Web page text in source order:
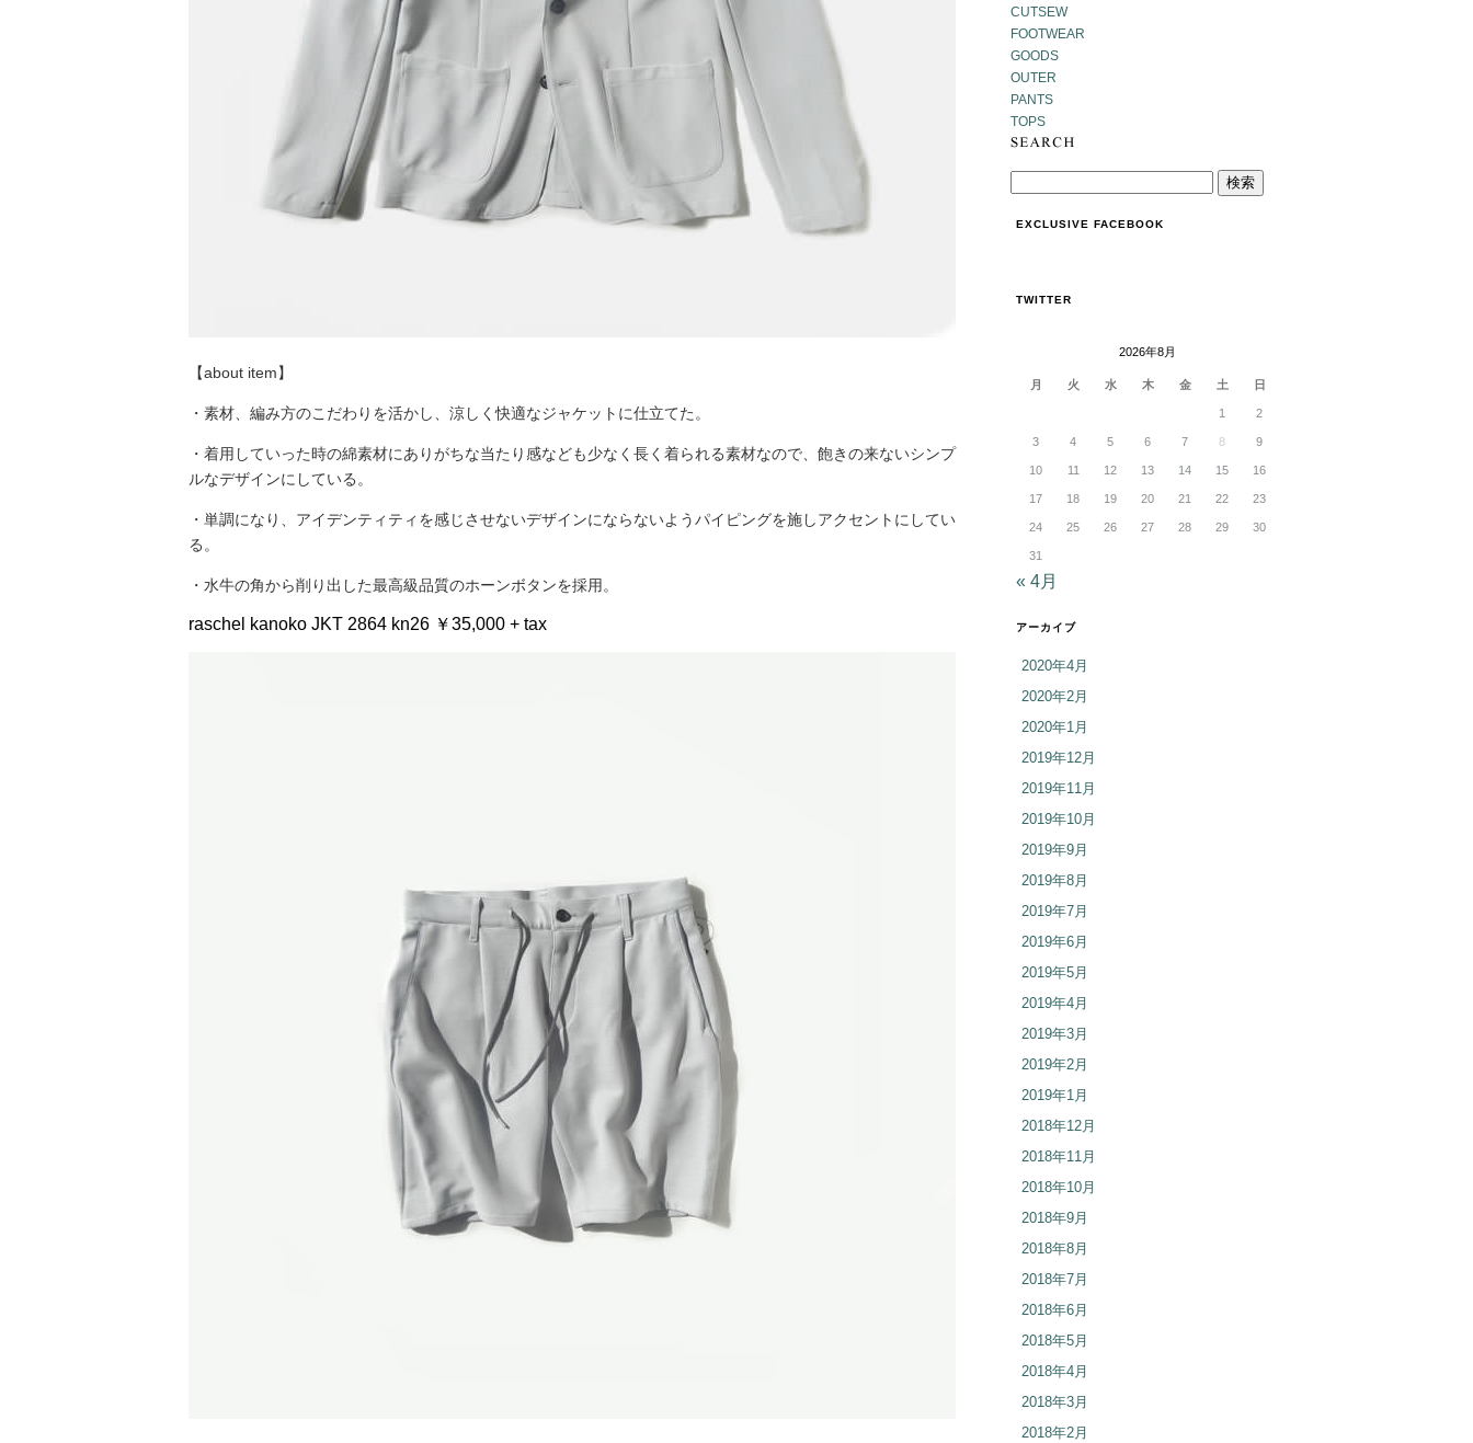
【about item】
・素材、編み方のこだわりを活かし、涼しく快適なジャケットに仕立てた。
・着用していった時の綿素材にありがちな当たり感なども少なく長く着られる素材なので、飽きの来ないシンプ
ルなデザインにしている。
・単調になり、アイデンティティを感じさせないデザインにならないようパイピングを施しアクセントにしてい
る。
・水牛の角から削り出した最高級品質のホーンボタンを採用。
raschel kanoko JKT 2864 kn26 ￥35,000 + tax
CUTSEW
FOOTWEAR
GOODS
OUTER
PANTS
TOPS
EXCLUSIVE FACEBOOK
TWITTER
2026年8月
月 火 水 木 金 土 日
1 2
3 4 5 6 7 8 9
10 11 12 13 14 15 16
17 18 19 20 21 22 23
24 25 26 27 28 29 30
31
« 4月
アーカイブ
2020年4月
2020年2月
2020年1月
2019年12月
2019年11月
2019年10月
2019年9月
2019年8月
2019年7月
2019年6月
2019年5月
2019年4月
2019年3月
2019年2月
2019年1月
2018年12月
2018年11月
2018年10月
2018年9月
2018年8月
2018年7月
2018年6月
2018年5月
2018年4月
2018年3月
2018年2月